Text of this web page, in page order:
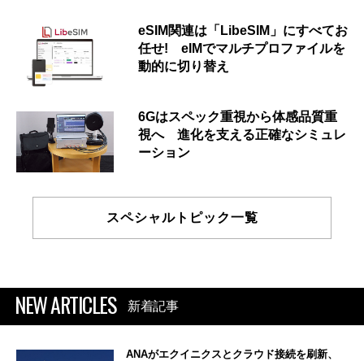
eSIM関連は「LibeSIM」にすべてお
任せ! eIMでマルチプロファイルを
動的に切り替え
6Gはスペック重視から体感品質重
視へ 進化を支える正確なシミュレ
ーション
スペシャルトピック一覧
NEW ARTICLES 新着記事
ANAがエクイニクスとクラウド接続を刷新、